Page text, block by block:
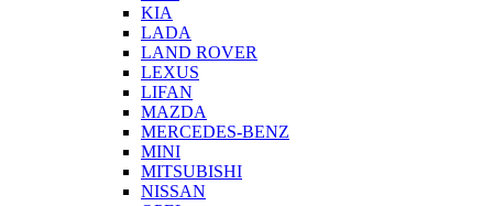
KIA
LADA
LAND ROVER
LEXUS
LIFAN
MAZDA
MERCEDES-BENZ
MINI
MITSUBISHI
NISSAN